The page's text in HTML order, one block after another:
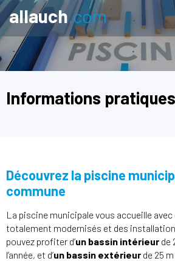
Aller à:allauch.com
Informations pratiques
Découvrez la piscine
commune
La piscine municipale vous accueille
totalement modernisés et des
pouvez profiter d’un bassin intérieur de
l’année, et d’un bassin extérieur de 25